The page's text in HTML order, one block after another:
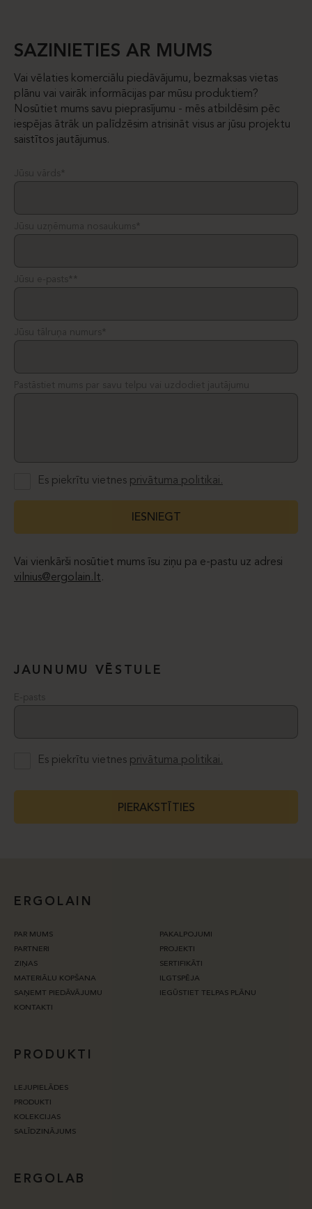
SAZINIETIES AR MUMS
Vai vēlaties komerciālu piedāvājumu, bezmaksas vietas
plānu vai vairāk informācijas par mūsu produktiem?
Nosūtiet mums savu pieprasījumu - mēs atbildēsim pēc
iespējas ātrāk un palīdzēsim atrisināt visus ar jūsu projektu
saistītos jautājumus.
Jūsu vārds*
Jūsu uzņēmuma nosaukums*
Jūsu e-pasts**
Jūsu tālruņa numurs*
Pastāstiet mums par savu telpu vai uzdodiet jautājumu
Es piekrītu vietnes privātuma politikai.
IESNIEGT
Vai vienkārši nosūtiet mums īsu ziņu pa e-pastu uz adresi
vilnius@ergolain.lt.
JAUNUMU VĒSTULE
E-pasts
Es piekrītu vietnes privātuma politikai.
PIERAKSTĪTIES
ERGOLAIN
PAR MUMS
PAKALPOJUMI
PARTNERI
PROJEKTI
ZIŅAS
SERTIFIKĀTI
MATERIĀLU KOPŠANA
ILGTSPĒJA
SAŅEMT PIEDĀVĀJUMU
IEGŪSTIET TELPAS PLĀNU
KONTAKTI
PRODUKTI
LEJUPIELĀDES
PRODUKTI
KOLEKCIJAS
SALĪDZINĀJUMS
ERGOLAB